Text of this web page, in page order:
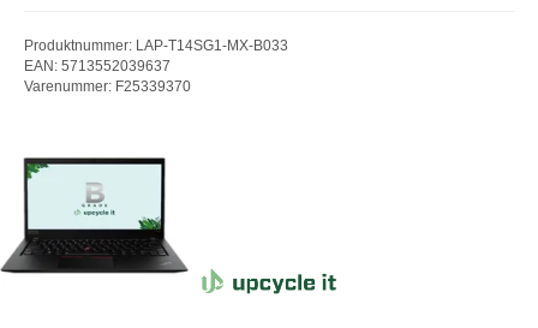
Produktnummer: LAP-T14SG1-MX-B033
EAN: 5713552039637
Varenummer: F25339370